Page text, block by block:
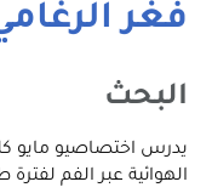
فغر
البحث
يدرس اختصاصيو مايو
الهوائية عبر الفم